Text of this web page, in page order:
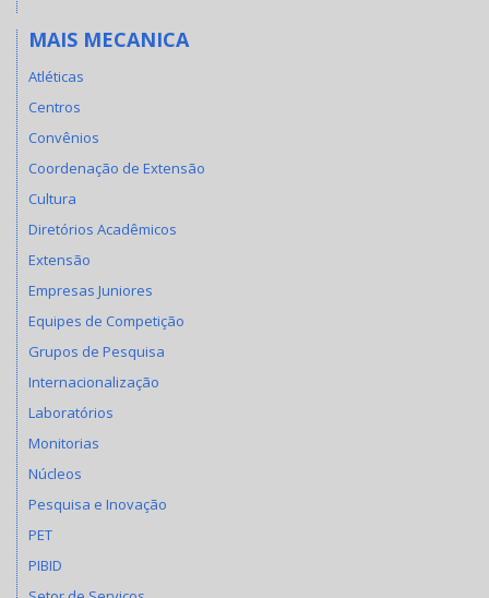
MAIS MECANICA
Atléticas
Centros
Convênios
Coordenação de Extensão
Cultura
Diretórios Acadêmicos
Extensão
Empresas Juniores
Equipes de Competição
Grupos de Pesquisa
Internacionalização
Laboratórios
Monitorias
Núcleos
Pesquisa e Inovação
PET
PIBID